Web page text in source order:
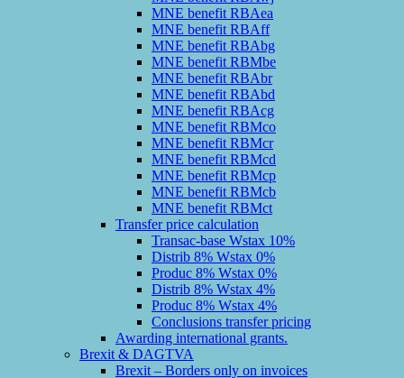
MNE benefit RBAea
MNE benefit RBAff
MNE benefit RBAbg
MNE benefit RBMbe
MNE benefit RBAbr
MNE benefit RBAbd
MNE benefit RBAcg
MNE benefit RBMco
MNE benefit RBMcr
MNE benefit RBMcd
MNE benefit RBMcp
MNE benefit RBMcb
MNE benefit RBMct
Transfer price calculation
Transac-base Wstax 10%
Distrib 8% Wstax 0%
Produc 8% Wstax 0%
Distrib 8% Wstax 4%
Produc 8% Wstax 4%
Conclusions transfer pricing
Awarding international grants.
Brexit & DAGTVA
Brexit – Borders only on invoices